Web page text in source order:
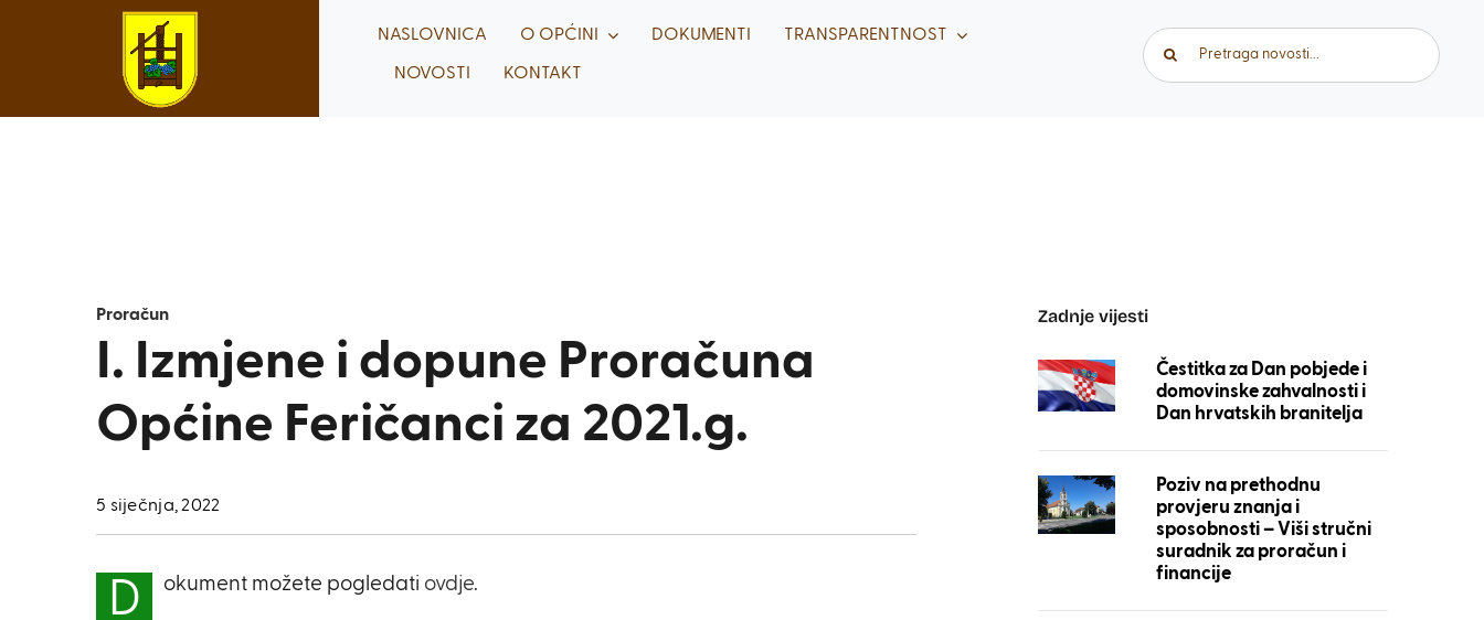
NASLOVNICA O OPĆINI DOKUMENTI TRANSPARENTNOST
NOVOSTI KONTAKT
Traži...
Proračun
I. Izmjene i dopune Proračuna
Općine Feričanci za 2021.g.
5 siječnja, 2022
D okument možete pogledati ovdje.
Zadnje vijesti
Čestitka za Dan pobjede i
domovinske zahvalnosti i
Dan hrvatskih branitelja
Poziv na prethodnu
provjeru znanja i
sposobnosti – Viši stručni
suradnik za proračun i
financije